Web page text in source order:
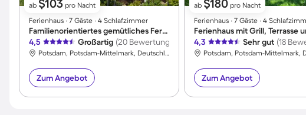
ab $103 pro Nacht
Ferienhaus ∙ 7 Gäste ∙ 4 Schlafzimmer
Familienorientiertes gemütliches Ferienhaus mit Grill, Terrasse und Garten
4,5
Großartig (20 Bewertungen)
Potsdam, Potsdam-Mittelmark, Deutschland
Zum Angebot
ab $180 pro Nacht
Ferienhaus ∙ 7 Gäste ∙ 4
4,3
Sehr gut (18
Zum Angebot